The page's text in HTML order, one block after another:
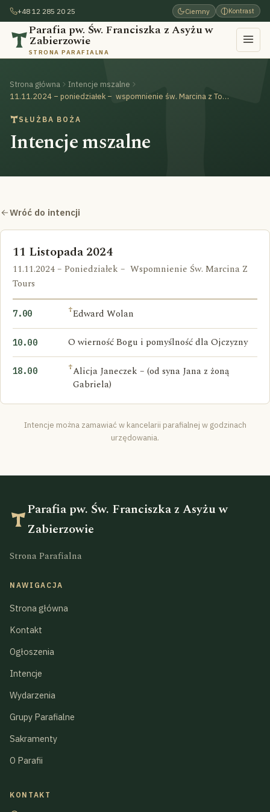
+48 12 285 20 25 Ciemny Kontrast
Parafia pw. Św. Franciszka z Asyżu w
Zabierzowie
STRONA PARAFIALNA
Strona główna
Intencje mszalne
11.11.2024 – poniedziałek – wspomnienie św. Marcina z Tours
SŁUŻBA BOŻA
Intencje mszalne
Wróć do intencji
11 Listopada 2024
11.11.2024 – Poniedziałek – Wspomnienie Św. Marcina Z
Tours
7.00 †Edward Wolan
10.00 O wierność Bogu i pomyślność dla Ojczyzny
18.00 †Alicja Janeczek – (od syna Jana z żoną
Gabriela)
Intencje można zamawiać w kancelarii parafialnej w godzinach
urzędowania.
Parafia pw. Św. Franciszka z Asyżu w
Zabierzowie
Strona Parafialna
NAWIGACJA
Strona główna
Kontakt
Ogłoszenia
Intencje
Wydarzenia
Grupy Parafialne
Sakramenty
O Parafii
KONTAKT